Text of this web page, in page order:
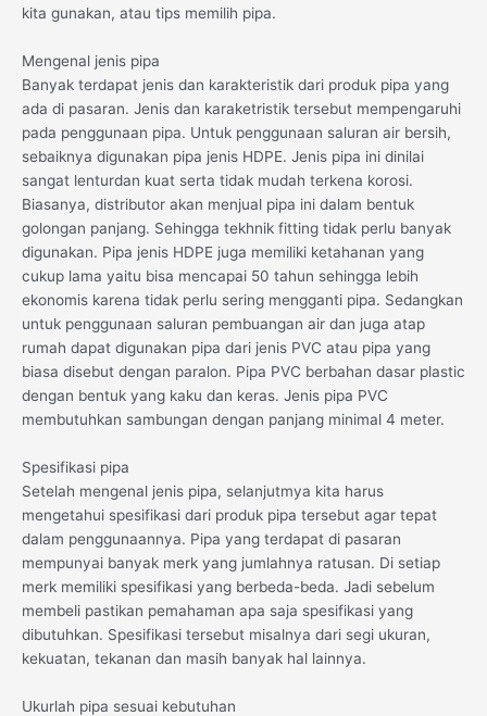
kita gunakan, atau tips memilih pipa.
Mengenal jenis pipa
Banyak terdapat jenis dan karakteristik dari produk pipa yang
ada di pasaran. Jenis dan karaketristik tersebut mempengaruhi
pada penggunaan pipa. Untuk penggunaan saluran air bersih,
sebaiknya digunakan pipa jenis HDPE. Jenis pipa ini dinilai
sangat lenturdan kuat serta tidak mudah terkena korosi.
Biasanya, distributor akan menjual pipa ini dalam bentuk
golongan panjang. Sehingga tekhnik fitting tidak perlu banyak
digunakan. Pipa jenis HDPE juga memiliki ketahanan yang
cukup lama yaitu bisa mencapai 50 tahun sehingga lebih
ekonomis karena tidak perlu sering mengganti pipa. Sedangkan
untuk penggunaan saluran pembuangan air dan juga atap
rumah dapat digunakan pipa dari jenis PVC atau pipa yang
biasa disebut dengan paralon. Pipa PVC berbahan dasar plastic
dengan bentuk yang kaku dan keras. Jenis pipa PVC
membutuhkan sambungan dengan panjang minimal 4 meter.
Spesifikasi pipa
Setelah mengenal jenis pipa, selanjutmya kita harus
mengetahui spesifikasi dari produk pipa tersebut agar tepat
dalam penggunaannya. Pipa yang terdapat di pasaran
mempunyai banyak merk yang jumlahnya ratusan. Di setiap
merk memiliki spesifikasi yang berbeda-beda. Jadi sebelum
membeli pastikan pemahaman apa saja spesifikasi yang
dibutuhkan. Spesifikasi tersebut misalnya dari segi ukuran,
kekuatan, tekanan dan masih banyak hal lainnya.
Ukurlah pipa sesuai kebutuhan